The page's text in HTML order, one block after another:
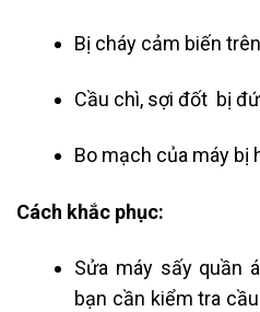
Bị cháy cảm biến
Cầu chì, sợi đốt bị
Bo mạch của máy bị
Cách khắc phục:
Sửa máy sấy quần
bạn cần kiểm tra